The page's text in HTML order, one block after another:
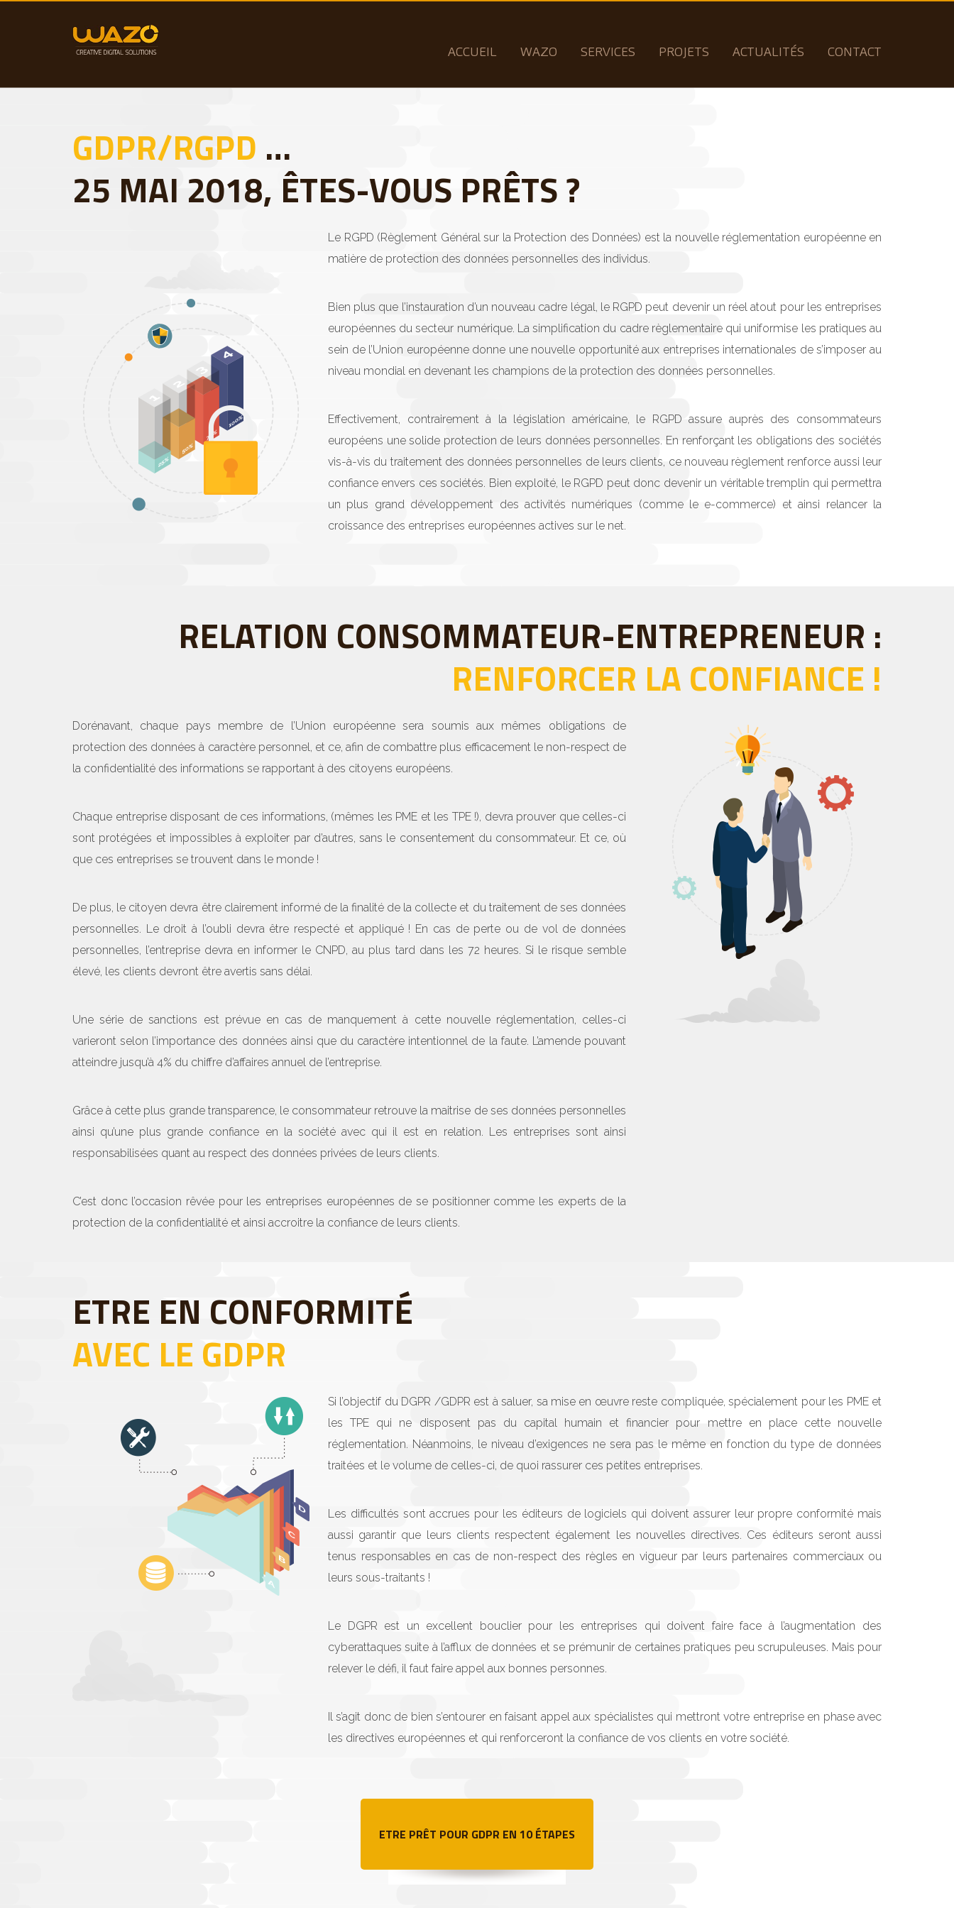
ACCUEIL WAZO SERVICES PROJETS ACTUALITÉS CONTACT
GDPR/RGPD …
25 MAI 2018, ÊTES-VOUS PRÊTS ?
Le RGPD (Règlement Général sur la Protection des Données) est la nouvelle réglementation européenne en
matière de protection des données personnelles des individus.
Bien plus que l’instauration d’un nouveau cadre légal, le RGPD peut devenir un réel atout pour les entreprises
européennes du secteur numérique. La simplification du cadre règlementaire qui uniformise les pratiques au
sein de l’Union européenne donne une nouvelle opportunité aux entreprises internationales de s’imposer au
niveau mondial en devenant les champions de la protection des données personnelles.
Effectivement, contrairement à la législation américaine, le RGPD assure auprès des consommateurs
européens une solide protection de leurs données personnelles. En renforçant les obligations des sociétés
vis-à-vis du traitement des données personnelles de leurs clients, ce nouveau règlement renforce aussi leur
confiance envers ces sociétés. Bien exploité, le RGPD peut donc devenir un véritable tremplin qui permettra
un plus grand développement des activités numériques (comme le e-commerce) et ainsi relancer la
croissance des entreprises européennes actives sur le net.
RELATION CONSOMMATEUR-ENTREPRENEUR :
RENFORCER LA CONFIANCE !
Dorénavant, chaque pays membre de l’Union européenne sera soumis aux mêmes obligations de
protection des données à caractère personnel, et ce, afin de combattre plus efficacement le non-respect de
la confidentialité des informations se rapportant à des citoyens européens.
Chaque entreprise disposant de ces informations, (mêmes les PME et les TPE !), devra prouver que celles-ci
sont protégées et impossibles à exploiter par d’autres, sans le consentement du consommateur. Et ce, où
que ces entreprises se trouvent dans le monde !
De plus, le citoyen devra être clairement informé de la finalité de la collecte et du traitement de ses données
personnelles. Le droit à l’oubli devra être respecté et appliqué ! En cas de perte ou de vol de données
personnelles, l’entreprise devra en informer le CNPD, au plus tard dans les 72 heures. Si le risque semble
élevé, les clients devront être avertis sans délai.
Une série de sanctions est prévue en cas de manquement à cette nouvelle réglementation, celles-ci
varieront selon l’importance des données ainsi que du caractère intentionnel de la faute. L’amende pouvant
atteindre jusqu’à 4% du chiffre d’affaires annuel de l’entreprise.
Grâce à cette plus grande transparence, le consommateur retrouve la maitrise de ses données personnelles
ainsi qu’une plus grande confiance en la société avec qui il est en relation. Les entreprises sont ainsi
responsabilisées quant au respect des données privées de leurs clients.
C’est donc l’occasion rêvée pour les entreprises européennes de se positionner comme les experts de la
protection de la confidentialité et ainsi accroitre la confiance de leurs clients.
ETRE EN CONFORMITÉ
AVEC LE GDPR
Si l’objectif du DGPR /GDPR est à saluer, sa mise en œuvre reste compliquée, spécialement pour les PME et
les TPE qui ne disposent pas du capital humain et financier pour mettre en place cette nouvelle
réglementation. Néanmoins, le niveau d’exigences ne sera pas le même en fonction du type de données
traitées et le volume de celles-ci, de quoi rassurer ces petites entreprises.
Les difficultés sont accrues pour les éditeurs de logiciels qui doivent assurer leur propre conformité mais
aussi garantir que leurs clients respectent également les nouvelles directives. Ces éditeurs seront aussi
tenus responsables en cas de non-respect des règles en vigueur par leurs partenaires commerciaux ou
leurs sous-traitants !
Le DGPR est un excellent bouclier pour les entreprises qui doivent faire face à l’augmentation des
cyberattaques suite à l’afflux de données et se prémunir de certaines pratiques peu scrupuleuses. Mais pour
relever le défi, il faut faire appel aux bonnes personnes.
Il s’agit donc de bien s’entourer en faisant appel aux spécialistes qui mettront votre entreprise en phase avec
les directives européennes et qui renforceront la confiance de vos clients en votre société.
ETRE PRÊT POUR GDPR EN 10 ÉTAPES